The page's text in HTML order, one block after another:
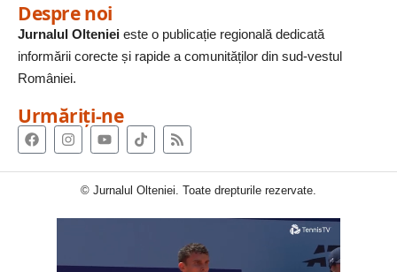
Despre noi
Jurnalul Olteniei este o publicație regională dedicată
informării corecte și rapide a comunităților din sud-vestul
României.
Urmăriți-ne
© Jurnalul Olteniei. Toate drepturile rezervate.